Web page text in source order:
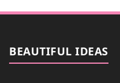
BEAUTIFUL IDEAS